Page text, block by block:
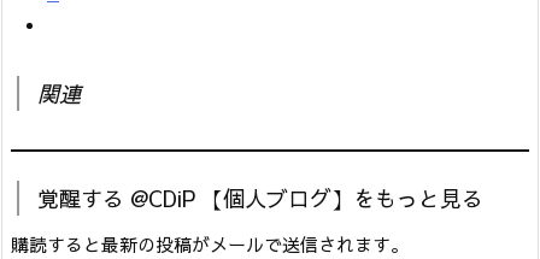
関連
覚醒する @CDiP 【個人ブログ】をもっと見る
購読すると最新の投稿がメールで送信されます。